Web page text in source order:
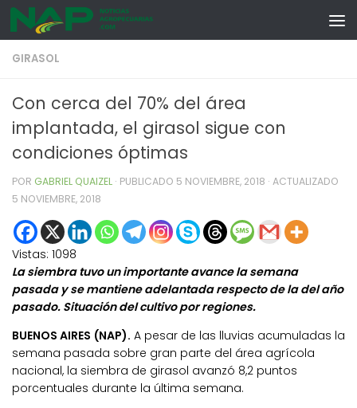
Skip to content
GIRASOL
Con cerca del 70% del área
implantada, el girasol sigue con
condiciones óptimas
POR GABRIEL QUAIZEL · PUBLICADO 5 NOVIEMBRE, 2018 · ACTUALIZADO
5 NOVIEMBRE, 2018
Vistas: 1098
La siembra tuvo un importante avance la semana
pasada y se mantiene adelantada respecto de la del año
pasado. Situación del cultivo por regiones.
BUENOS AIRES (NAP). A pesar de las lluvias acumuladas la
semana pasada sobre gran parte del área agrícola
nacional, la siembra de girasol avanzó 8,2 puntos
porcentuales durante la última semana.